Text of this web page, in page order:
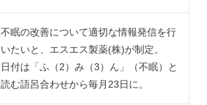
不眠の改善について適切な情報発信を行
いたいと、エスエス製薬(株)が制定。
日付は「ふ（2）み（3）ん」（不眠）と
読む語呂合わせから毎月23日に。